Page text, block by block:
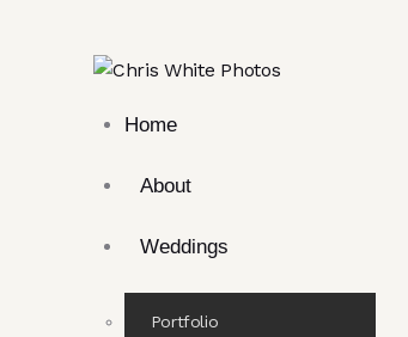
Home
About
Weddings
Portfolio